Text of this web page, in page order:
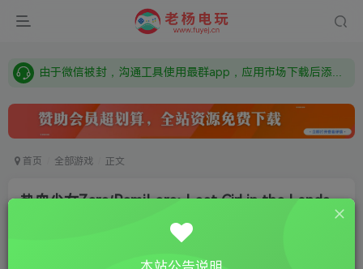
需要什么游戏请联系客服，若链接失效请联系客服，百度网盘边上的激活码也是解压密码
由于微信被封，沟通工具使用最群app，应用市场下载后添加好友：Y9FA49 以后用最群交流解决问题。不再使用微信！
首页 全部游戏 正文
热血少女Zero/RemiLore: Lost Girl in the Lands